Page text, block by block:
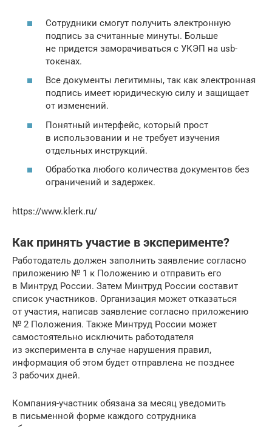
Сотрудники смогут получить электронную
подпись за считанные минуты. Больше
не придется заморачиваться с УКЭП на usb-
токенах.
Все документы легитимны, так как электронная
подпись имеет юридическую силу и защищает
от изменений.
Понятный интерфейс, который прост
в использовании и не требует изучения
отдельных инструкций.
Обработка любого количества документов без
ограничений и задержек.
https://www.klerk.ru/
Как принять участие в эксперименте?
Работодатель должен заполнить заявление согласно
приложению № 1 к Положению и отправить его
в Минтруд России. Затем Минтруд России составит
список участников. Организация может отказаться
от участия, написав заявление согласно приложению
№ 2 Положения. Также Минтруд России может
самостоятельно исключить работодателя
из эксперимента в случае нарушения правил,
информация об этом будет отправлена не позднее
3 рабочих дней.
Компания-участник обязана за месяц уведомить
в письменной форме каждого сотрудника